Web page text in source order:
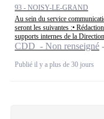
93 - NOISY-LE-GRAND
Au sein du service
seront les suivantes :•
supports internes de la
CDD - Non renseigné
Publié il y a plus de 30 jours